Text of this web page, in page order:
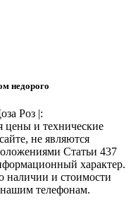
недорого
Роз |:
цены и технические
не являются
Статьи 437
характер.
наличии и стоимости
телефонам.